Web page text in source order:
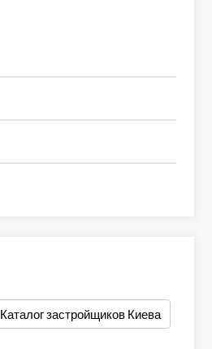
Каталог застройщиков Киева